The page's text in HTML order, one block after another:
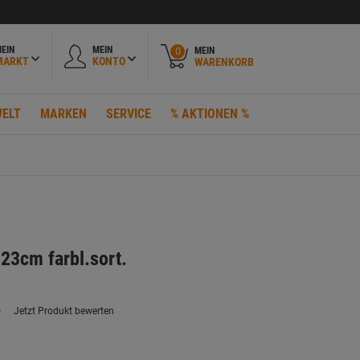
MEIN
KONTO
0 MEIN
WARENKORB
MARKEN SERVICE % AKTIONEN %
farbl.sort.
Jetzt Produkt bewerten